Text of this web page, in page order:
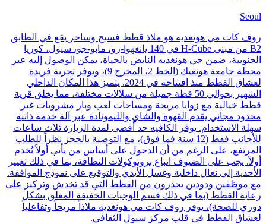
Seoul
روف كات مي هونغديه هو ملاذ قطط فسيح وساحر يقع في الطابق
B2 من مبنى H-Cube في 140 يانغهوا-رو، مابو-جو، سيول، كوريا
الجنوبية، ضمن حي هونغديه النابض بالحياة، يمكن الوصول إليه عبر
محطة جامعة هونغيك (الخط 2، المخرج 9)، ويوفر تجربة فريدة
لعشاق القطط منذ افتتاحه في 2024. يتميز هذا المكان الداخلي
الشهير بحوالي 50 قطة جميلة من سلالات مختلفة، مما يخلق قرية
قطط خيالية مع زوايا مريحة ومساحات لعب وبار مشروبات غير
محدود مجاني يقدم القهوة والشاي والليمونادة عبر آلة خدمة ذاتية
سهلة الاستخدام. يوفر الكافيه حد أقصى لمدة الزيارة ثلاث ساعات
للأجانب فقط (12 سنة فما فوق)، مع التوصية بالحجز نظراً للطلب
المرتفع، على الرغم من أن الدخول على أساس من يأتي أولاً يُخدم
أولاً. يجب على الضيوف اتباع بروتوكولات النظافة، بما في ذلك تغيير
الأحذية إلى نعال داخلية وغسل الأيدي والتوقيع على نموذج الموافقة.
مع موظفين ودودين يحذرون من القطط التي قد تخدش وتركيز على
رعاية القطط (بما في ذلك قسم الوجبات الخفيفة المغلق بشكل
دوري للصحة)، يوفر روف كات مي هونغديه ملاذاً مريحاً وتفاعلياً
لعشاق القطط في قلب مركز سيول الثقافي.